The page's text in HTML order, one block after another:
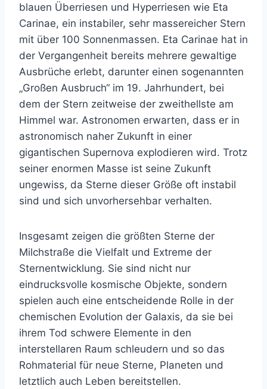
blauen Überriesen und Hyperriesen wie Eta
Carinae, ein instabiler, sehr massereicher Stern
mit über 100 Sonnenmassen. Eta Carinae hat in
der Vergangenheit bereits mehrere gewaltige
Ausbrüche erlebt, darunter einen sogenannten
„Großen Ausbruch“ im 19. Jahrhundert, bei
dem der Stern zeitweise der zweithellste am
Himmel war. Astronomen erwarten, dass er in
astronomisch naher Zukunft in einer
gigantischen Supernova explodieren wird. Trotz
seiner enormen Masse ist seine Zukunft
ungewiss, da Sterne dieser Größe oft instabil
sind und sich unvorhersehbar verhalten.
Insgesamt zeigen die größten Sterne der
Milchstraße die Vielfalt und Extreme der
Sternentwicklung. Sie sind nicht nur
eindrucksvolle kosmische Objekte, sondern
spielen auch eine entscheidende Rolle in der
chemischen Evolution der Galaxis, da sie bei
ihrem Tod schwere Elemente in den
interstellaren Raum schleudern und so das
Rohmaterial für neue Sterne, Planeten und
letztlich auch Leben bereitstellen.